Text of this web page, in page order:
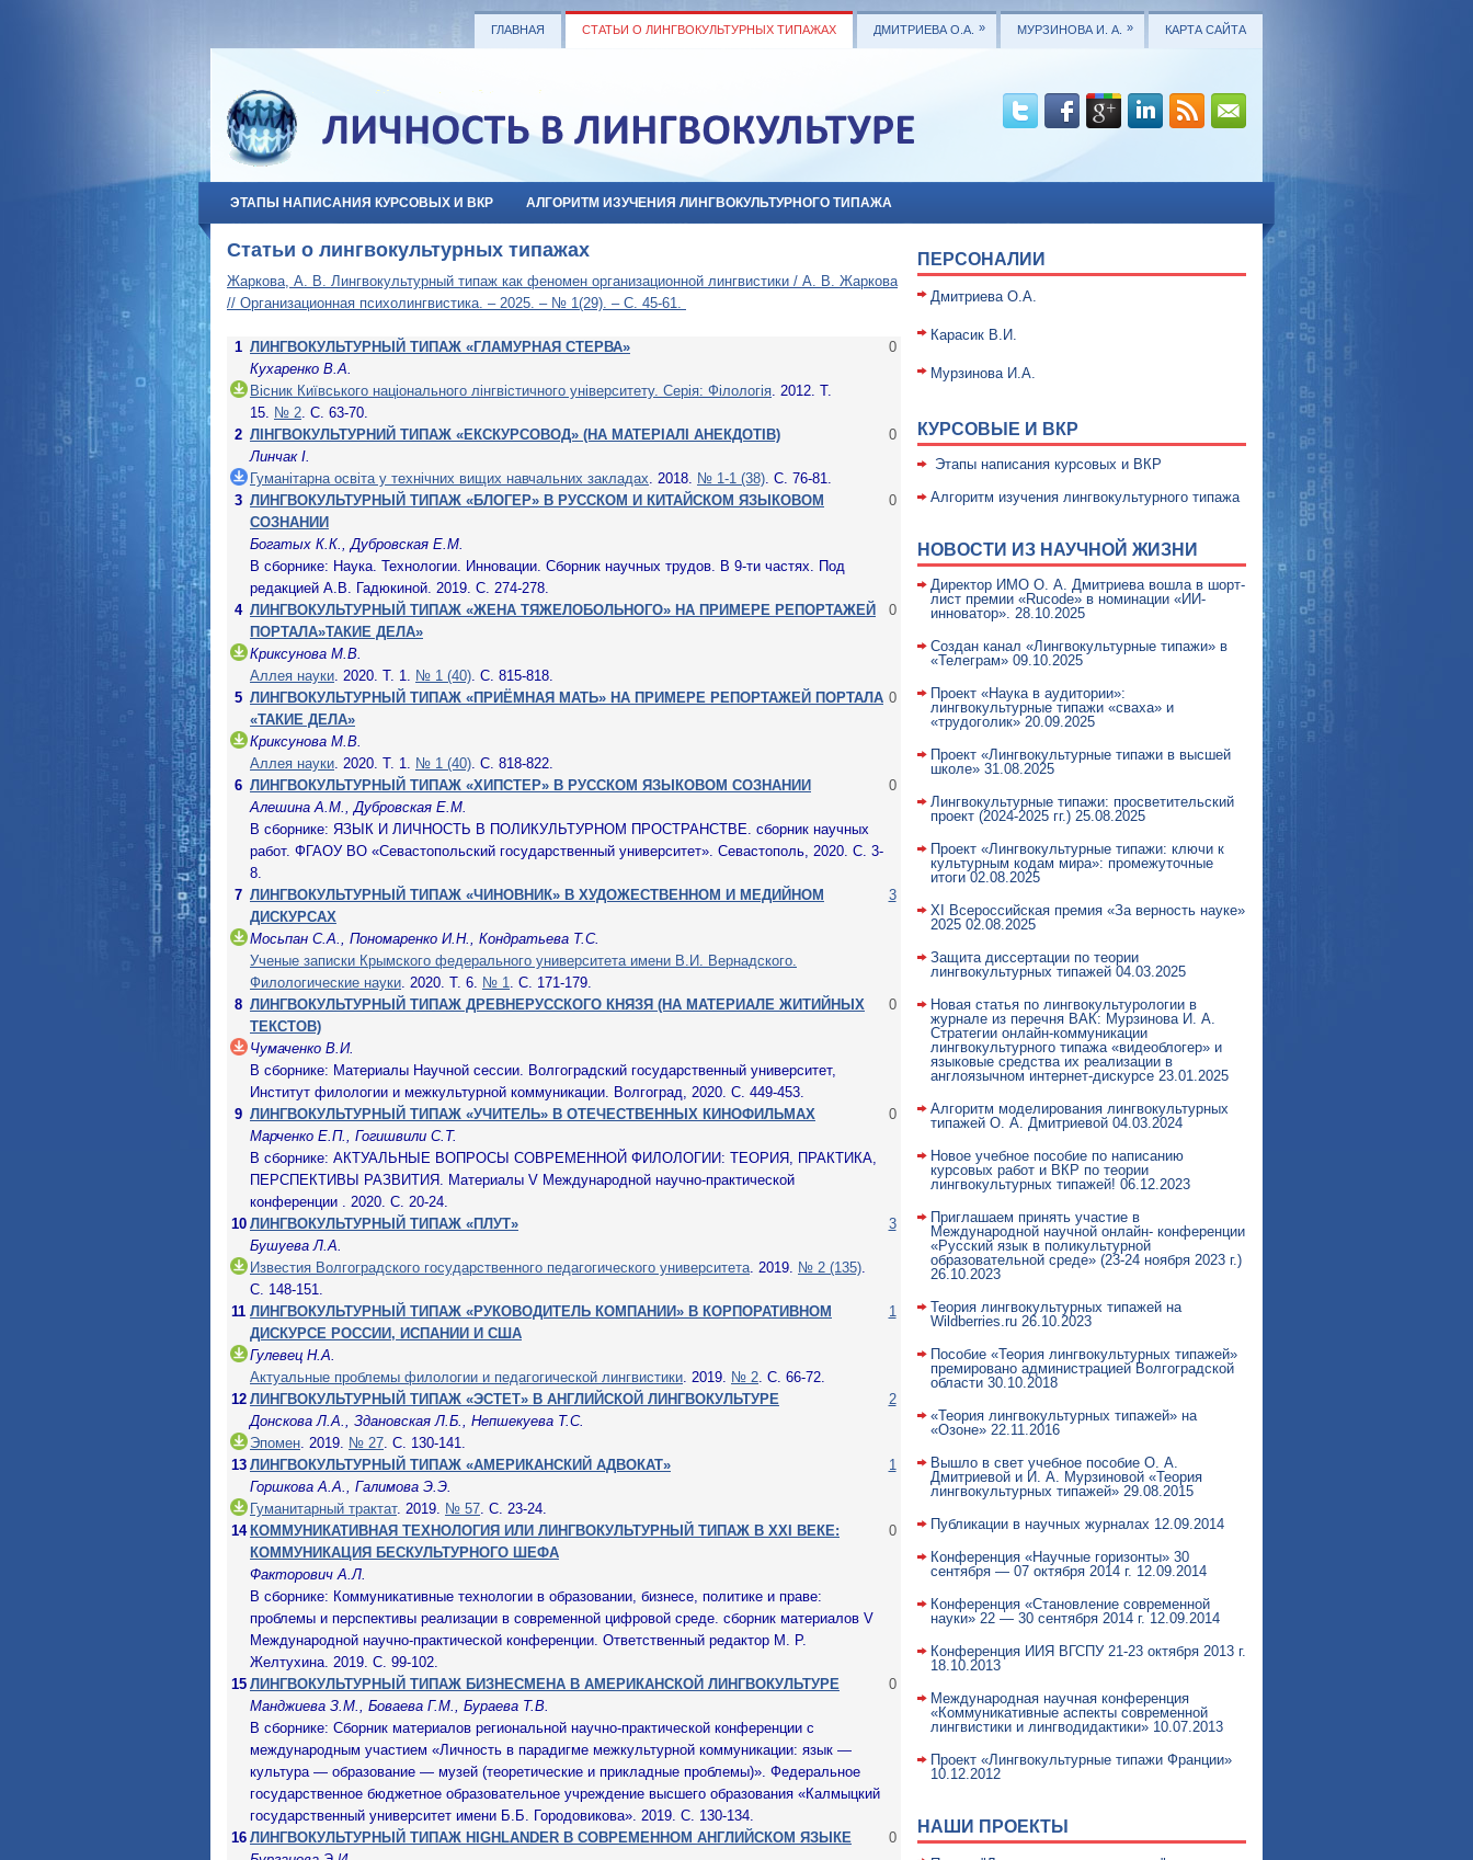
ГЛАВНАЯ СТАТЬИ О ЛИНГВОКУЛЬТУРНЫХ ТИПАЖАХ ДМИТРИЕВА О.А. » МУРЗИНОВА И. А. » КАРТА САЙТА
ЭТАПЫ НАПИСАНИЯ КУРСОВЫХ И ВКР АЛГОРИТМ ИЗУЧЕНИЯ ЛИНГВОКУЛЬТУРНОГО ТИПАЖА
Статьи о лингвокультурных типажах
Жаркова, А. В. Лингвокультурный типаж как феномен организационной лингвистики / А. В. Жаркова
// Организационная психолингвистика. – 2025. – № 1(29). – С. 45-61.
1 ЛИНГВОКУЛЬТУРНЫЙ ТИПАЖ «ГЛАМУРНАЯ СТЕРВА»
Кухаренко В.А.
Вісник Київського національного лінгвістичного університету. Серія: Філологія. 2012. Т.
15. № 2. С. 63-70.
0
2 ЛІНГВОКУЛЬТУРНИЙ ТИПАЖ «ЕКСКУРСОВОД» (НА МАТЕРІАЛІ АНЕКДОТІВ)
Линчак І.
Гуманiтарна освiта у технiчних вищих навчальних закладах. 2018. № 1-1 (38). С. 76-81.
0
3 ЛИНГВОКУЛЬТУРНЫЙ ТИПАЖ «БЛОГЕР» В РУССКОМ И КИТАЙСКОМ ЯЗЫКОВОМ
СОЗНАНИИ
Богатых К.К., Дубровская Е.М.
В сборнике: Наука. Технологии. Инновации. Сборник научных трудов. В 9-ти частях. Под
редакцией А.В. Гадюкиной. 2019. С. 274-278.
0
4 ЛИНГВОКУЛЬТУРНЫЙ ТИПАЖ «ЖЕНА ТЯЖЕЛОБОЛЬНОГО» НА ПРИМЕРЕ РЕПОРТАЖЕЙ
ПОРТАЛА»ТАКИЕ ДЕЛА»
Криксунова М.В.
Аллея науки. 2020. Т. 1. № 1 (40). С. 815-818.
0
5 ЛИНГВОКУЛЬТУРНЫЙ ТИПАЖ «ПРИЁМНАЯ МАТЬ» НА ПРИМЕРЕ РЕПОРТАЖЕЙ ПОРТАЛА
«ТАКИЕ ДЕЛА»
Криксунова М.В.
Аллея науки. 2020. Т. 1. № 1 (40). С. 818-822.
0
6 ЛИНГВОКУЛЬТУРНЫЙ ТИПАЖ «ХИПСТЕР» В РУССКОМ ЯЗЫКОВОМ СОЗНАНИИ
Алешина А.М., Дубровская Е.М.
В сборнике: ЯЗЫК И ЛИЧНОСТЬ В ПОЛИКУЛЬТУРНОМ ПРОСТРАНСТВЕ. сборник научных
работ. ФГАОУ ВО «Севастопольский государственный университет». Севастополь, 2020. С. 3-
8.
0
7 ЛИНГВОКУЛЬТУРНЫЙ ТИПАЖ «ЧИНОВНИК» В ХУДОЖЕСТВЕННОМ И МЕДИЙНОМ
ДИСКУРСАХ
Мосьпан С.А., Пономаренко И.Н., Кондратьева Т.С.
Ученые записки Крымского федерального университета имени В.И. Вернадского.
Филологические науки. 2020. Т. 6. № 1. С. 171-179.
3
8 ЛИНГВОКУЛЬТУРНЫЙ ТИПАЖ ДРЕВНЕРУССКОГО КНЯЗЯ (НА МАТЕРИАЛЕ ЖИТИЙНЫХ
ТЕКСТОВ)
Чумаченко В.И.
В сборнике: Материалы Научной сессии. Волгоградский государственный университет,
Институт филологии и межкультурной коммуникации. Волгоград, 2020. С. 449-453.
0
9 ЛИНГВОКУЛЬТУРНЫЙ ТИПАЖ «УЧИТЕЛЬ» В ОТЕЧЕСТВЕННЫХ КИНОФИЛЬМАХ
Марченко Е.П., Гогишвили С.Т.
В сборнике: АКТУАЛЬНЫЕ ВОПРОСЫ СОВРЕМЕННОЙ ФИЛОЛОГИИ: ТЕОРИЯ, ПРАКТИКА,
ПЕРСПЕКТИВЫ РАЗВИТИЯ. Материалы V Международной научно-практической
конференции . 2020. С. 20-24.
0
10 ЛИНГВОКУЛЬТУРНЫЙ ТИПАЖ «ПЛУТ»
Бушуева Л.А.
Известия Волгоградского государственного педагогического университета. 2019. № 2 (135).
С. 148-151.
3
11 ЛИНГВОКУЛЬТУРНЫЙ ТИПАЖ «РУКОВОДИТЕЛЬ КОМПАНИИ» В КОРПОРАТИВНОМ
ДИСКУРСЕ РОССИИ, ИСПАНИИ И США
Гулевец Н.А.
Актуальные проблемы филологии и педагогической лингвистики. 2019. № 2. С. 66-72.
1
12 ЛИНГВОКУЛЬТУРНЫЙ ТИПАЖ «ЭСТЕТ» В АНГЛИЙСКОЙ ЛИНГВОКУЛЬТУРЕ
Донскова Л.А., Здановская Л.Б., Непшекуева Т.С.
Эпомен. 2019. № 27. С. 130-141.
2
13 ЛИНГВОКУЛЬТУРНЫЙ ТИПАЖ «АМЕРИКАНСКИЙ АДВОКАТ»
Горшкова А.А., Галимова Э.Э.
Гуманитарный трактат. 2019. № 57. С. 23-24.
1
14 КОММУНИКАТИВНАЯ ТЕХНОЛОГИЯ ИЛИ ЛИНГВОКУЛЬТУРНЫЙ ТИПАЖ В XXI ВЕКЕ:
КОММУНИКАЦИЯ БЕСКУЛЬТУРНОГО ШЕФА
Факторович А.Л.
В сборнике: Коммуникативные технологии в образовании, бизнесе, политике и праве:
проблемы и перспективы реализации в современной цифровой среде. сборник материалов V
Международной научно-практической конференции. Ответственный редактор М. Р.
Желтухина. 2019. С. 99-102.
0
15 ЛИНГВОКУЛЬТУРНЫЙ ТИПАЖ БИЗНЕСМЕНА В АМЕРИКАНСКОЙ ЛИНГВОКУЛЬТУРЕ
Манджиева З.М., Боваева Г.М., Бураева Т.В.
В сборнике: Сборник материалов региональной научно-практической конференции с
международным участием «Личность в парадигме межкультурной коммуникации: язык —
культура — образование — музей (теоретические и прикладные проблемы)». Федеральное
государственное бюджетное образовательное учреждение высшего образования «Калмыцкий
государственный университет имени Б.Б. Городовикова». 2019. С. 130-134.
0
16 ЛИНГВОКУЛЬТУРНЫЙ ТИПАЖ HIGHLANDER В СОВРЕМЕННОМ АНГЛИЙСКОМ ЯЗЫКЕ
0
ПЕРСОНАЛИИ
Дмитриева О.А.
Карасик В.И.
Мурзинова И.А.
КУРСОВЫЕ И ВКР
Этапы написания курсовых и ВКР
Алгоритм изучения лингвокультурного типажа
НОВОСТИ ИЗ НАУЧНОЙ ЖИЗНИ
Директор ИМО О. А. Дмитриева вошла в шорт-
лист премии «Rucode» в номинации «ИИ-
инноватор». 28.10.2025
Создан канал «Лингвокультурные типажи» в
«Телеграм» 09.10.2025
Проект «Наука в аудитории»:
лингвокультурные типажи «сваха» и
«трудоголик» 20.09.2025
Проект «Лингвокультурные типажи в высшей
школе» 31.08.2025
Лингвокультурные типажи: просветительский
проект (2024-2025 гг.) 25.08.2025
Проект «Лингвокультурные типажи: ключи к
культурным кодам мира»: промежуточные
итоги 02.08.2025
XI Всероссийская премия «За верность науке»
2025 02.08.2025
Защита диссертации по теории
лингвокультурных типажей 04.03.2025
Новая статья по лингвокультурологии в
журнале из перечня ВАК: Мурзинова И. А.
Стратегии онлайн-коммуникации
лингвокультурного типажа «видеоблогер» и
языковые средства их реализации в
англоязычном интернет-дискурсе 23.01.2025
Алгоритм моделирования лингвокультурных
типажей О. А. Дмитриевой 04.03.2024
Новое учебное пособие по написанию
курсовых работ и ВКР по теории
лингвокультурных типажей! 06.12.2023
Приглашаем принять участие в
Международной научной онлайн- конференции
«Русский язык в поликультурной
образовательной среде» (23-24 ноября 2023 г.)
26.10.2023
Теория лингвокультурных типажей на
Wildberries.ru 26.10.2023
Пособие «Теория лингвокультурных типажей»
премировано администрацией Волгоградской
области 30.10.2018
«Теория лингвокультурных типажей» на
«Озоне» 22.11.2016
Вышло в свет учебное пособие О. А.
Дмитриевой и И. А. Мурзиновой «Теория
лингвокультурных типажей» 29.08.2015
Публикации в научных журналах 12.09.2014
Конференция «Научные горизонты» 30
сентября — 07 октября 2014 г. 12.09.2014
Конференция «Становление современной
науки» 22 — 30 сентября 2014 г. 12.09.2014
Конференция ИИЯ ВГСПУ 21-23 октября 2013 г.
18.10.2013
Международная научная конференция
«Коммуникативные аспекты современной
лингвистики и лингводидактики» 10.07.2013
Проект «Лингвокультурные типажи Франции»
10.12.2012
НАШИ ПРОЕКТЫ